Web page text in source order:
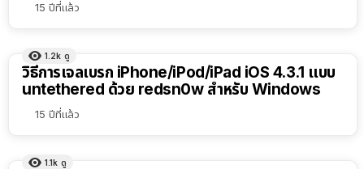
15 ปีที่แล้ว
1.2k ดู
วิธีการเจลเบรก iPhone/iPod/iPad iOS 4.3.1 แบบ
untethered ด้วย redsn0w สำหรับ Windows
15 ปีที่แล้ว
1.1k ดู